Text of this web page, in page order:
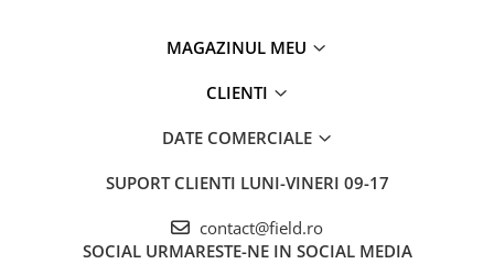
MAGAZINUL MEU
CLIENTI
DATE COMERCIALE
SUPORT CLIENTI LUNI-VINERI 09-17
contact@field.ro
SOCIAL URMARESTE-NE IN SOCIAL MEDIA